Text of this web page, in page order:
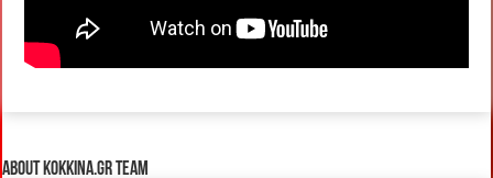
About kokkina.gr TEAM